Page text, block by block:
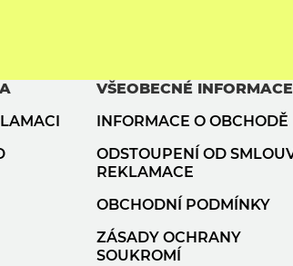
VŠEOBECNÉ INFORMACE
INFORMACE O OBCHODĚ
ODSTOUPENÍ OD
REKLAMACE
OBCHODNÍ PODMÍNKY
ZÁSADY OCHRANY
SOUKROMÍ